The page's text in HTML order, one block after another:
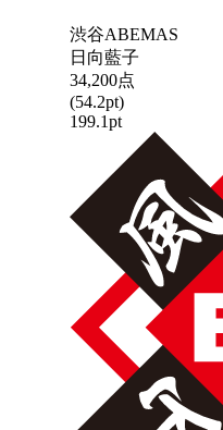
渋谷ABEMAS
日向藍子
34,200点
(54.2pt)
199.1pt